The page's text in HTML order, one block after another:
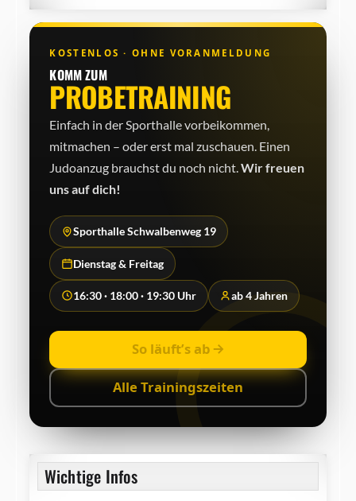
KOSTENLOS · OHNE VORANMELDUNG
KOMM ZUM
PROBETRAINING
Einfach in der Sporthalle vorbeikommen,
mitmachen – oder erst mal zuschauen. Einen
Judo­anzug brauchst du noch nicht.Wir freuen
uns auf dich!
Sporthalle Schwalbenweg 19
Dienstag & Freitag
16:30 · 18:00 · 19:30 Uhr ab 4 Jahren
So läuft’s ab
Alle Trainingszeiten
Wichtige Infos